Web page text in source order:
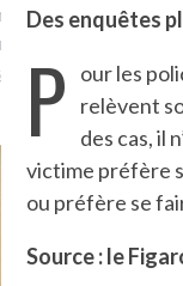
comment ? "
je ne parle presque
Des enquêtes
P
our les
relèvent
des cas, il
victime préfère
ou préfère se
Source : le